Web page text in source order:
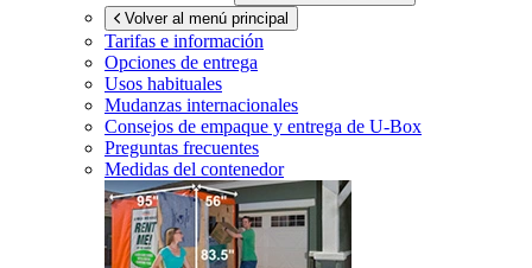
Volver al menú principal
Tarifas e información
Opciones de entrega
Usos habituales
Mudanzas internacionales
Consejos de empaque y entrega de U-Box
Preguntas frecuentes
Medidas del contenedor